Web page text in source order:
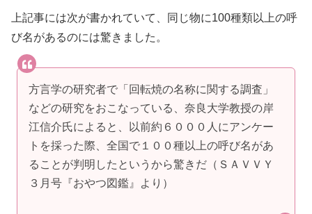
上記事には次が書かれていて、同じ物に100種類以上の呼
び名があるのには驚きました。
方言学の研究者で「回転焼の名称に関する調査」
などの研究をおこなっている、奈良大学教授の岸
江信介氏によると、以前約６０００人にアンケー
トを採った際、全国で１００種以上の呼び名があ
ることが判明したというから驚きだ（ＳＡＶＶＹ
３月号『おやつ図鑑』より）